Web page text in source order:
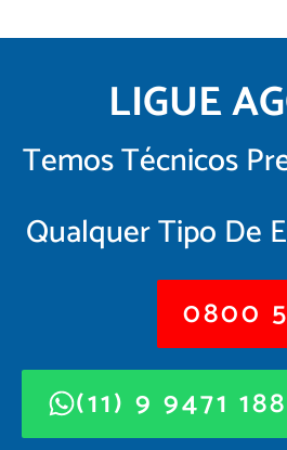
LIGUE
Temos Técnicos
Qualquer Tipo De
0800
(11) 9 9471